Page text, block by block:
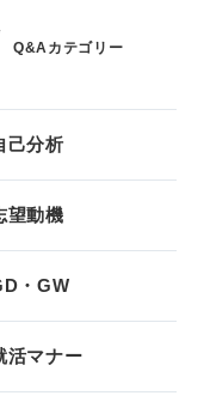
Q&Aカテゴリー
己分析
望動機
・GW
活マナー